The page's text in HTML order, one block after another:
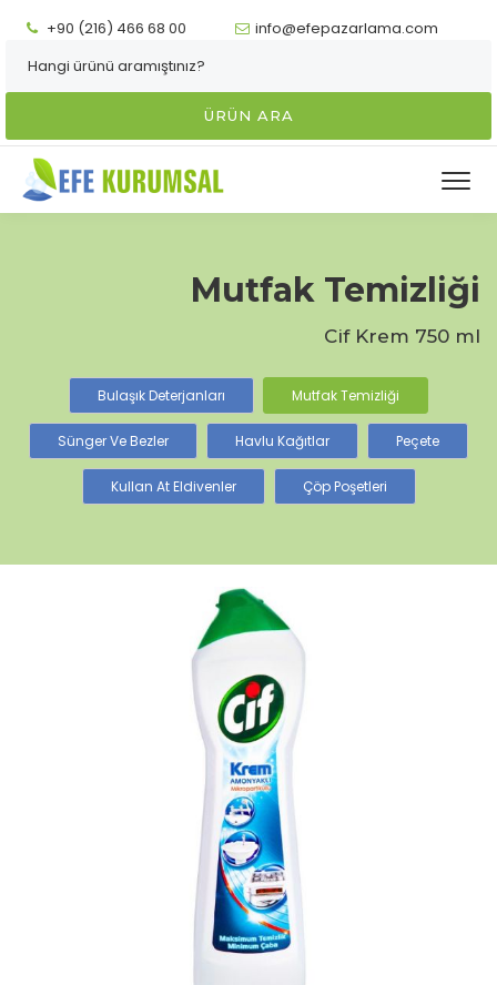
+90 (216) 466 68 00 info@efepazarlama.com
ÜRÜN ARA
Mutfak Temizliği
Cif Krem 750 ml
Bulaşık Deterjanları Mutfak Temizliği
Sünger Ve Bezler Havlu Kağıtlar Peçete
Kullan At Eldivenler Çöp Poşetleri